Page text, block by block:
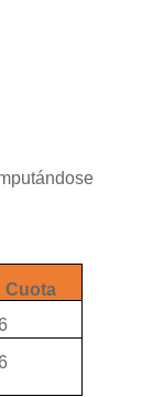
Cuota